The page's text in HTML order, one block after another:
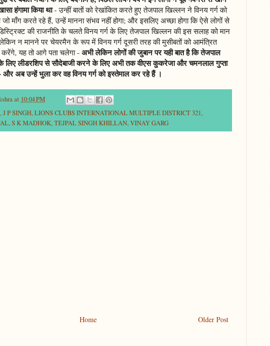
हंगामा किया था- उन्हीं बातों को रेखांकित करते हुए तेजपाल खिल्लन ने विनय गर्ग को
माँग करते रहे हैं, उन्हें मानना संभव नहीं होगा; और इसलिए अच्छा होगा कि ऐसे लोगों से
की राजनीति के चलते विनय गर्ग के लिए तेजपाल खिल्लन की इस सलाह को मान
लेकिन न मानने पर चेयरमैन के रूप में विनय गर्ग दूसरी तरह की मुसीबतों को आमंत्रित
करेंगे, यह तो आगे पता चलेगा - अभी लेकिन लोगों की जुबान पर यही बात है कि तेजपाल
लीडरशिप से सौदेबाजी करने के लिए अभी तक वीएस कुकरेजा और चमनलाल गुप्ता
और अब उन्हें भुला कर वह विनय गर्ग को इस्तेमाल कर रहे हैं ।
at 10:04 PM
,J P SINGH,LIONS CLUBS INTERNATIONAL MULTIPLE DISTRICT 321,
,S K MADHOK,TEJPAL SINGH KHILLAN,VINAY GARG
Older Post
Home